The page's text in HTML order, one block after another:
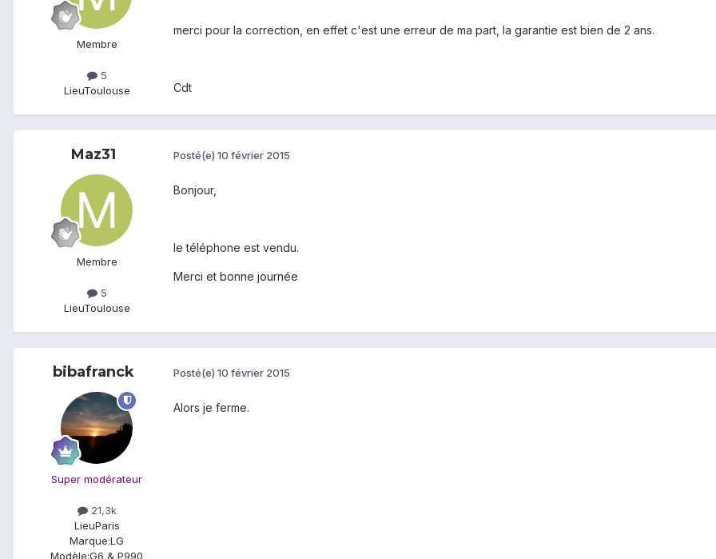
Membre
5
LieuToulouse
merci pour la correction, en effet c'est une erreur de ma part, la garantie est bien de 2 ans.
Cdt
Maz31
Membre
5
LieuToulouse
Posté(e) 10 février 2015
Bonjour,
le téléphone est vendu.
Merci et bonne journée
bibafranck
Super modérateur
21,3k
LieuParis
Marque:LG
Modèle:G6 & P990
Posté(e) 10 février 2015
Alors je ferme.